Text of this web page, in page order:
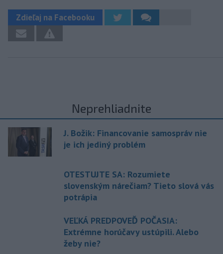
Zdieľaj na Facebooku
Neprehliadnite
J. Božik: Financovanie samospráv nie
je ich jediný problém
OTESTUJTE SA: Rozumiete
slovenským nárečiam? Tieto slová vás
potrápia
VEĽKÁ PREDPOVEĎ POČASIA:
Extrémne horúčavy ustúpili. Alebo
žeby nie?